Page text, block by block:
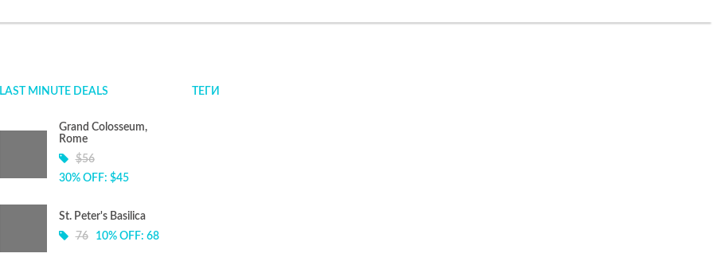
LAST MINUTE DEALS
Grand Colosseum,
Rome
$56
30% OFF: $45
St. Peter's Basilica
76
10% OFF: 68
ТЕГИ